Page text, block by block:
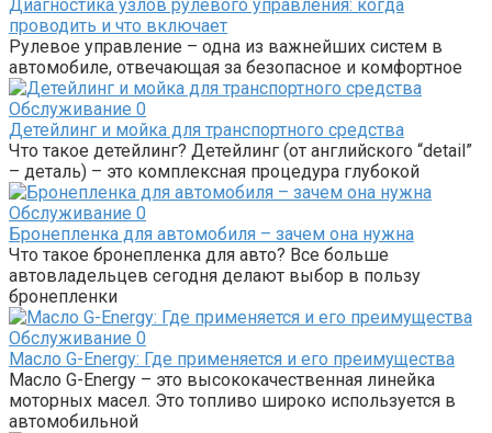
Диагностика узлов рулевого управления: когда
проводить и что включает
Рулевое управление – одна из важнейших систем в
автомобиле, отвечающая за безопасное и комфортное
Обслуживание 0
Детейлинг и мойка для транспортного средства
Что такое детейлинг? Детейлинг (от английского “detail”
– деталь) – это комплексная процедура глубокой
Обслуживание 0
Бронепленка для автомобиля – зачем она нужна
Что такое бронепленка для авто? Все больше
автовладельцев сегодня делают выбор в пользу
бронепленки
Обслуживание 0
Масло G-Energy: Где применяется и его преимущества
Масло G-Energy – это высококачественная линейка
моторных масел. Это топливо широко используется в
автомобильной